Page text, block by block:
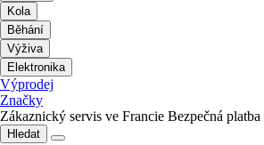
Kola
Běhání
Výživa
Elektronika
Výprodej
Značky
Zákaznický servis ve Francie Bezpečná platba
Hledat